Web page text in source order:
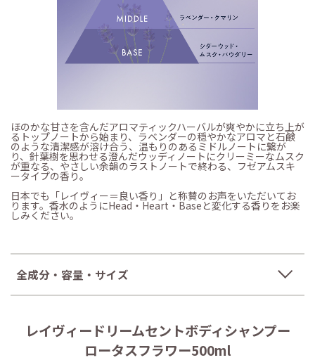
ほのかな甘さを含んだアロマティックハーバルが爽やかに立ち上が
るトップノートから始まり、ラベンダーの穏やかなアロマと石鹸
のような清潔感が溶け合う、温もりのあるミドルノートに繋が
り、針葉樹を思わせる澄んだウッディノートにクリーミーなムスク
が重なる、やさしい余韻のラストノートで終わる、フゼアムスキ
ータイプの香り。
日本でも「レイヴィー＝良い香り」と称賛のお声をいただいてお
ります。香水のようにHead・Heart・Baseと変化する香りをお楽
しみください。
全成分・容量・サイズ
レイヴィードリームセントボディシャンプー
ロータスフラワー500ml